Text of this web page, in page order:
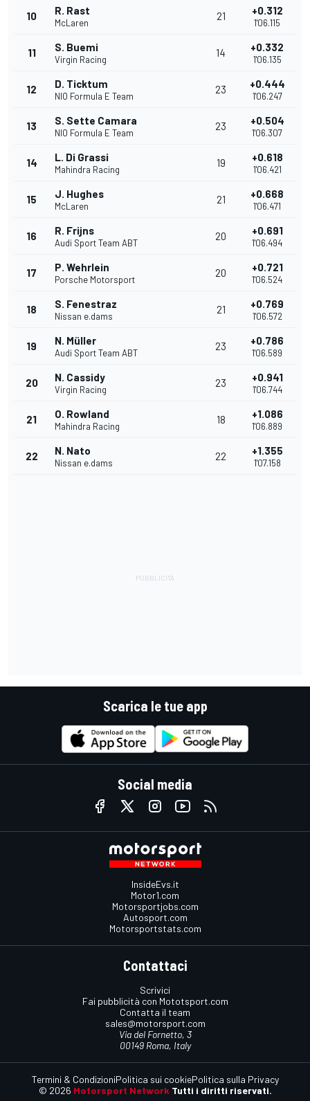
10 R. Rast
McLaren
21 +0.312
1'06.115
11 S. Buemi
Virgin Racing
14 +0.332
1'06.135
12 D. Ticktum
NIO Formula E Team
23 +0.444
1'06.247
13 S. Sette Camara
NIO Formula E Team
23 +0.504
1'06.307
14 L. Di Grassi
Mahindra Racing
19 +0.618
1'06.421
15 J. Hughes
McLaren
21 +0.668
1'06.471
16 R. Frijns
Audi Sport Team ABT
20 +0.691
1'06.494
17 P. Wehrlein
Porsche Motorsport
20 +0.721
1'06.524
18 S. Fenestraz
Nissan e.dams
21 +0.769
1'06.572
19 N. Müller
Audi Sport Team ABT
23 +0.786
1'06.589
20 N. Cassidy
Virgin Racing
23 +0.941
1'06.744
21 O. Rowland
Mahindra Racing
18 +1.086
1'06.889
22 N. Nato
Nissan e.dams
22 +1.355
1'07.158
Scarica le tue app
Social media
InsideEvs.it
Motor1.com
Motorsportjobs.com
Autosport.com
Motorsportstats.com
Contattaci
Scrivici
Fai pubblicità con Mototsport.com
Contatta il team
sales@motorsport.com
Via del Fornetto, 3
00149 Roma, Italy
© 2026 Motorsport Network Tutti i diritti riservati.
Termini & CondizioniPolitica sui cookiePolitica sulla Privacy